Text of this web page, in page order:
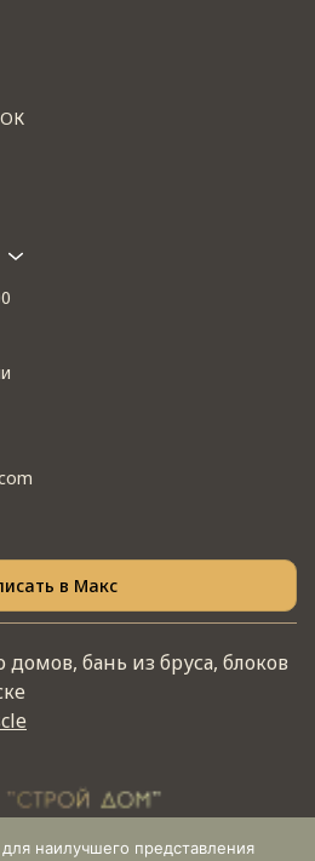
в Макс
бань из бруса, блоков
наилучшего представления